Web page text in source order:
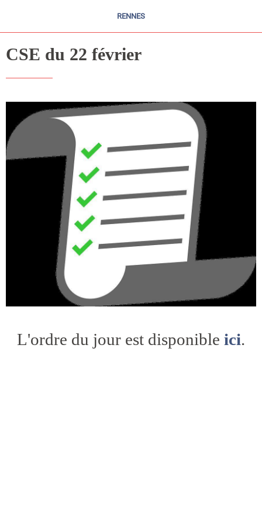
RENNES
CSE du 22 février
L'ordre du jour est disponible ici.